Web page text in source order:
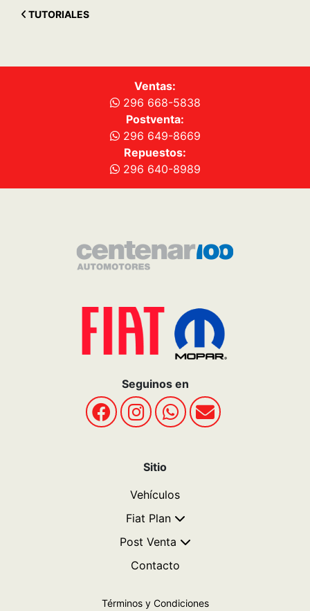
TUTORIALES
Ventas:
296 668-5838
Postventa:
296 649-8669
Repuestos:
296 640-8989
Seguinos en
Sitio
Vehículos
Fiat Plan
Post Venta
Contacto
Términos y Condiciones